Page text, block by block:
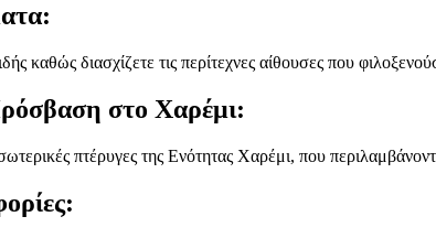
καθώς διασχίζετε τις περίτεχνες αίθουσες που
στο Χαρέμι:
πτέρυγες της Ενότητας Χαρέμι, που